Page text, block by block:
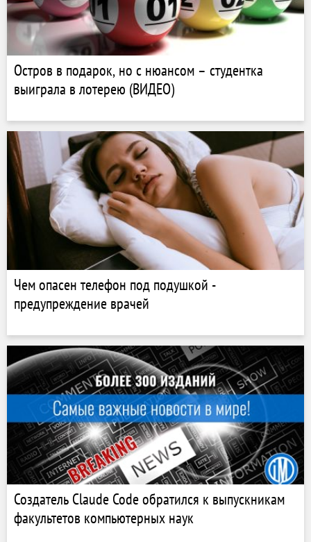
Остров в подарок, но с нюансом – студентка
выиграла в лотерею (ВИДЕО)
Чем опасен телефон под подушкой -
предупреждение врачей
Создатель Claude Code обратился к выпускникам
факультетов компьютерных наук